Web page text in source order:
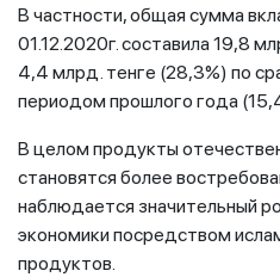
В частности, общая сумма
01.12.2020г. составила 19,8
4,4 млрд. тенге (28,3%) по
периодом прошлого года
В целом продукты
становятся более
наблюдается значительный
экономики посредством
продуктов.